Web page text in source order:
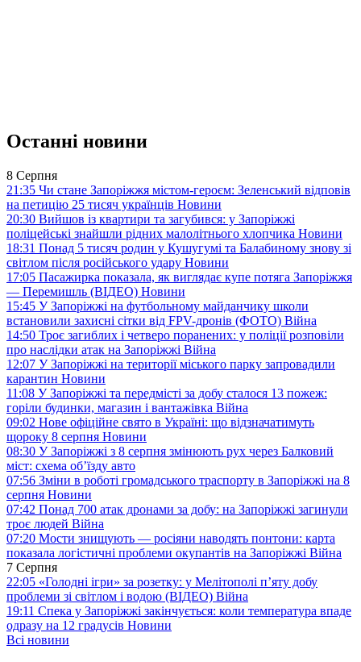
Останні новини
8 Серпня
21:35 Чи стане Запоріжжя містом-героєм: Зеленський відповів
на петицію 25 тисяч українців Новини
20:30 Вийшов із квартири та загубився: у Запоріжжі
поліцейські знайшли рідних малолітнього хлопчика Новини
18:31 Понад 5 тисяч родин у Кушугумі та Балабиному знову зі
світлом після російського удару Новини
17:05 Пасажирка показала, як виглядає купе потяга Запоріжжя
— Перемишль (ВІДЕО) Новини
15:45 У Запоріжжі на футбольному майданчику школи
встановили захисні сітки від FPV-дронів (ФОТО) Війна
14:50 Троє загиблих і четверо поранених: у поліції розповіли
про наслідки атак на Запоріжжі Війна
12:07 У Запоріжжі на території міського парку запровадили
карантин Новини
11:08 У Запоріжжі та передмісті за добу сталося 13 пожеж:
горіли будинки, магазин і вантажівка Війна
09:02 Нове офіційне свято в Україні: що відзначатимуть
щороку 8 серпня Новини
08:30 У Запоріжжі з 8 серпня змінюють рух через Балковий
міст: схема об’їзду авто
07:56 Зміни в роботі громадського траспорту в Запоріжжі на 8
серпня Новини
07:42 Понад 700 атак дронами за добу: на Запоріжжі загинули
троє людей Війна
07:20 Мости знищують — росіяни наводять понтони: карта
показала логістичні проблеми окупантів на Запоріжжі Війна
7 Серпня
22:05 «Голодні ігри» за розетку: у Мелітополі п’яту добу
проблеми зі світлом і водою (ВІДЕО) Війна
19:11 Спека у Запоріжжі закінчується: коли температура впаде
одразу на 12 градусів Новини
Всі новини